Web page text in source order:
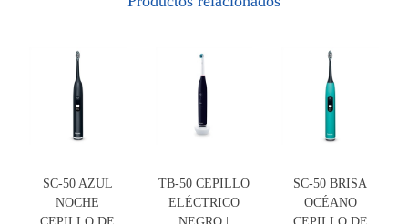
SC-50 AZUL
NOCHE
TB-50 CEPILLO
ELÉCTRICO
SC-50 BRISA
OCÉANO